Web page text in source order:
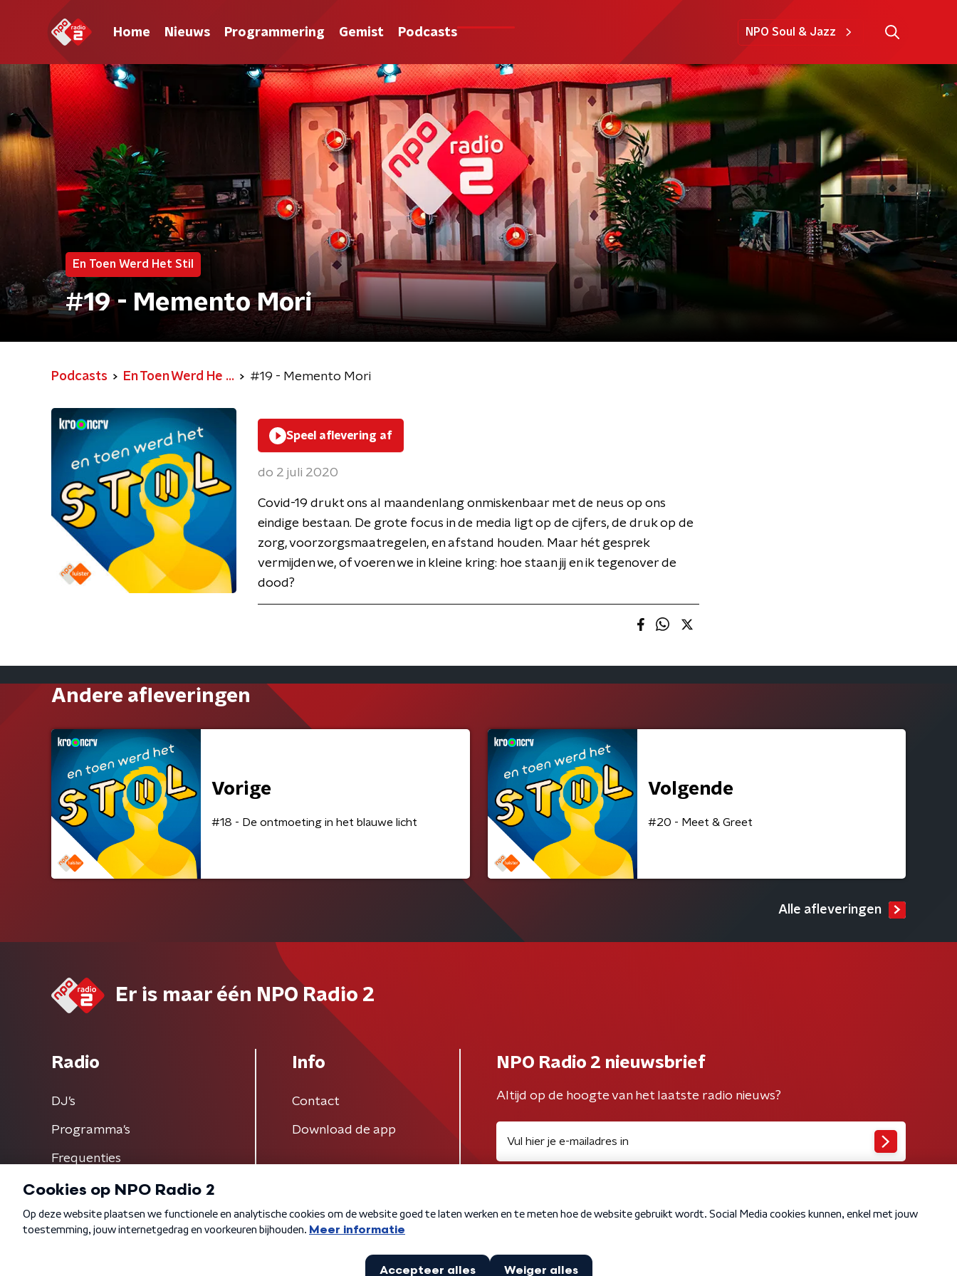
Home Nieuws Programmering Gemist Podcasts NPO Soul & Jazz
En Toen Werd Het Stil
#19 - Memento Mori
Podcasts En Toen Werd He ... #19 - Memento Mori
Speel aflevering af
do 2 juli 2020
Covid-19 drukt ons al maandenlang onmiskenbaar met de neus op ons
eindige bestaan. De grote focus in de media ligt op de cijfers, de druk op de
zorg, voorzorgsmaatregelen, en afstand houden. Maar hét gesprek
vermijden we, of voeren we in kleine kring: hoe staan jij en ik tegenover de
dood?
Andere afleveringen
Vorige
#18 - De ontmoeting in het blauwe licht
Volgende
#20 - Meet & Greet
Alle afleveringen
Er is maar één NPO Radio 2
Radio
DJ’s
Programma's
Frequenties
Info
Contact
Download de app
NPO Radio 2 nieuwsbrief
Altijd op de hoogte van het laatste radio nieuws?
Algemene voorwaarden Privacybeleid